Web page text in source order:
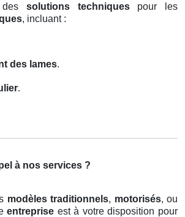
des solutions techniquespour les
, incluant :
des lames.
.
à nos services ?
modèles traditionnels, motorisés, ou
entreprise est à votre disposition pour